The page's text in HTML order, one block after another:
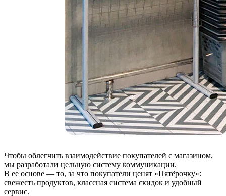
Чтобы облегчить взаимодействие покупателей с магазином,
мы разработали цельную систему коммуникации.
В ее основе — то, за что покупатели ценят «Пятёрочку»:
свежесть продуктов, классная система скидок и удобный
сервис.